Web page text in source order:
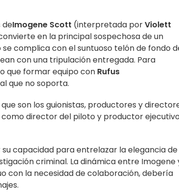
deImogene Scott (interpretada porViolett
en la principal sospechosa de un
complica con el suntuoso telón de fondo
con una tripulación entregada. Para
que formar equipo con Rufus
que no soporta.
que son los guionistas, productores y
como director del piloto y productor
capacidad para entrelazar la elegancia de
criminal. La dinámica entre Imogene
con la necesidad de colaboración, debería